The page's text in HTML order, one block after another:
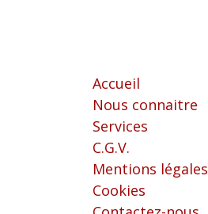
Accueil
Nous connaitre
Services
C.G.V.
Mentions légales
Cookies